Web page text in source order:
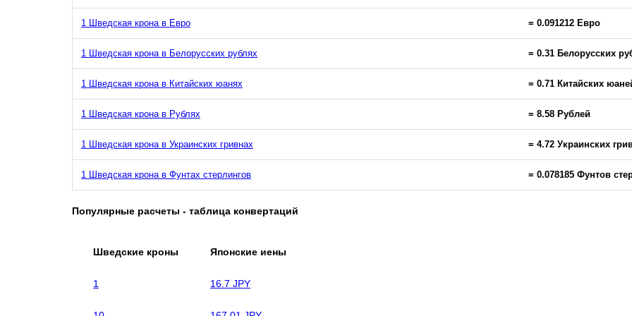
1 Шведская крона в Евро = 0.091212 Евро
1 Шведская крона в Белорусских рублях = 0.31 Белорусских
1 Шведская крона в Китайских юанях = 0.71 Китайских
1 Шведская крона в Рублях = 8.58 Рублей
1 Шведская крона в Украинских гривнах = 4.72 Украинских
1 Шведская крона в Фунтах стерлингов = 0.078185 Фунтов
Популярные расчеты - таблица конвертаций
Шведские кроны Японские иены
1 16.7 JPY